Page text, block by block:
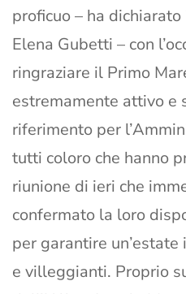
proficuo – ha
Elena Gubetti – con
ringraziare il Primo
estremamente attivo e
riferimento per
tutti coloro che hanno
riunione di ieri che
confermato la loro
per garantire
e villeggianti. Proprio